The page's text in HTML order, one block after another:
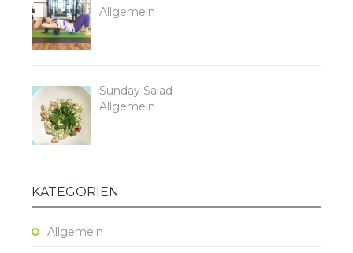
Allgemein
Sunday Salad
Allgemein
KATEGORIEN
Allgemein